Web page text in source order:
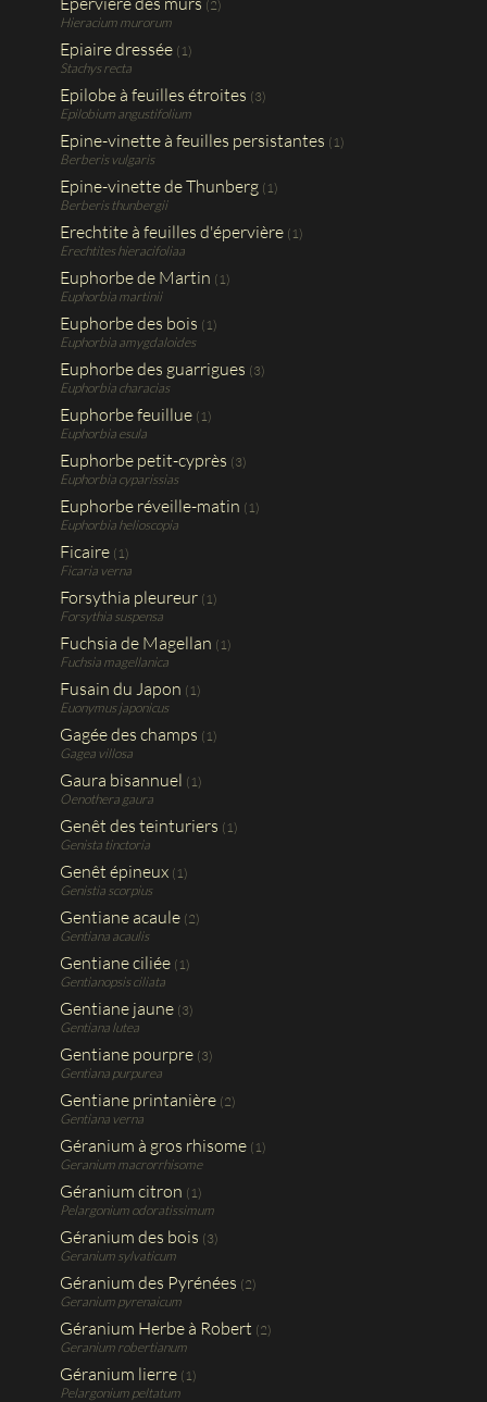
(2)
Hieracium murorum
Epiaire dressée (1)
Stachys recta
Epilobe à feuilles étroites (3)
Epilobium angustifolium
Epine-vinette à feuilles persistantes (1)
Berberis vulgaris
Epine-vinette de Thunberg (1)
Berberis thunbergii
Erechtite à feuilles d'épervière (1)
Erechtites hieracifoliaa
Euphorbe de Martin (1)
Euphorbia martinii
Euphorbe des bois (1)
Euphorbia amygdaloides
Euphorbe des guarrigues (3)
Euphorbia characias
Euphorbe feuillue (1)
Euphorbia esula
Euphorbe petit-cyprès (3)
Euphorbia cyparissias
Euphorbe réveille-matin (1)
Euphorbia helioscopia
Ficaire (1)
Ficaria verna
Forsythia pleureur (1)
Forsythia suspensa
Fuchsia de Magellan (1)
Fuchsia magellanica
Fusain du Japon (1)
Euonymus japonicus
Gagée des champs (1)
Gagea villosa
Gaura bisannuel (1)
Oenothera gaura
Genêt des teinturiers (1)
Genista tinctoria
Genêt épineux (1)
Genistia scorpius
Gentiane acaule (2)
Gentiana acaulis
Gentiane ciliée (1)
Gentianopsis ciliata
Gentiane jaune (3)
Gentiana lutea
Gentiane pourpre (3)
Gentiana purpurea
Gentiane printanière (2)
Gentiana verna
Géranium à gros rhisome (1)
Geranium macrorrhisome
Géranium citron (1)
Pelargonium odoratissimum
Géranium des bois (3)
Geranium sylvaticum
Géranium des Pyrénées (2)
Geranium pyrenaicum
Géranium Herbe à Robert (2)
Geranium robertianum
Géranium lierre (1)
Pelargonium peltatum